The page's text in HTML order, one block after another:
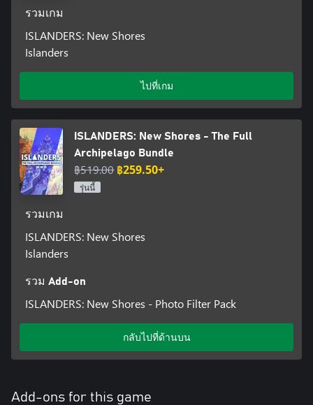
รวมเกม
ISLANDERS: New Shores
Islanders
ไปที่เกม
ISLANDERS: New Shores - The Full
Archipelago Bundle
฿519.00 ฿259.50+
รุ่นนี้
รวมเกม
ISLANDERS: New Shores
Islanders
รวม Add-on
ISLANDERS: New Shores - Photo Filter Pack
กลับไปที่ด้านบน
Add-ons for this game